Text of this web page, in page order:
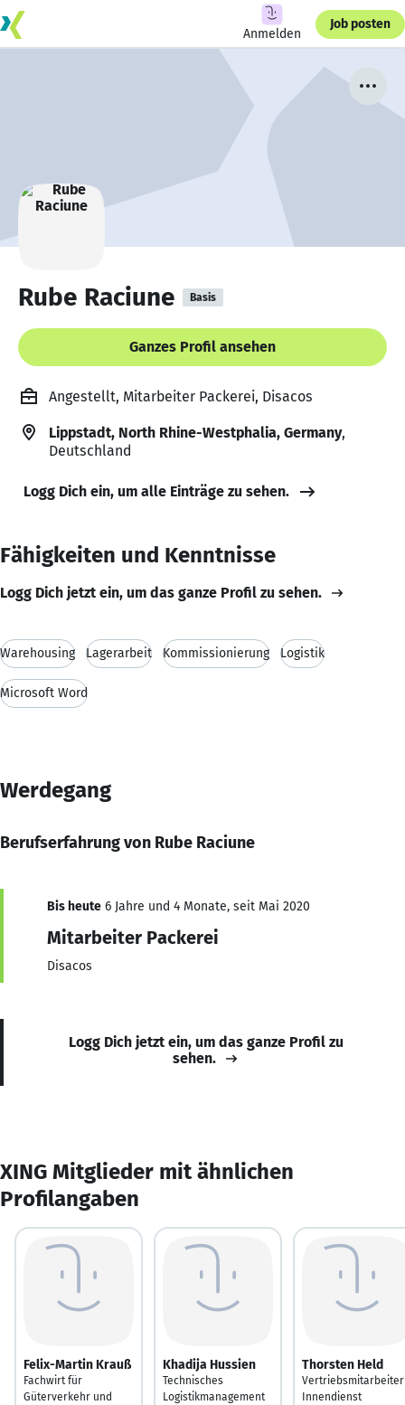
Anmelden
Job posten
Rube Raciune Basis
Ganzes Profil ansehen
Angestellt, Mitarbeiter Packerei, Disacos
Lippstadt, North Rhine-Westphalia, Germany,
Deutschland
Logg Dich ein, um alle Einträge zu sehen.
Fähigkeiten und Kenntnisse
Logg Dich jetzt ein, um das ganze Profil zu sehen.
Warehousing Lagerarbeit Kommissionierung Logistik
Microsoft Word
Werdegang
Berufserfahrung von Rube Raciune
Bis heute 6 Jahre und 4 Monate, seit Mai 2020
Mitarbeiter Packerei
Disacos
Logg Dich jetzt ein, um das ganze Profil zu
sehen.
XING Mitglieder mit ähnlichen
Profilangaben
Felix-Martin Krauß
Fachwirt für
Güterverkehr und
Khadija Hussien
Technisches
Logistikmanagement
Thorsten Held
Vertriebsmitarbeiter
Innendienst